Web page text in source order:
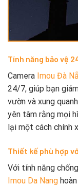
Tính năng bảo vệ
Camera Imou Đà
24/7, giúp bạn
vườn và xung
yên tâm rằng mọi
lại một cách chính
Thiết kế phù hợp
Với tính năng
Imou Da Nang